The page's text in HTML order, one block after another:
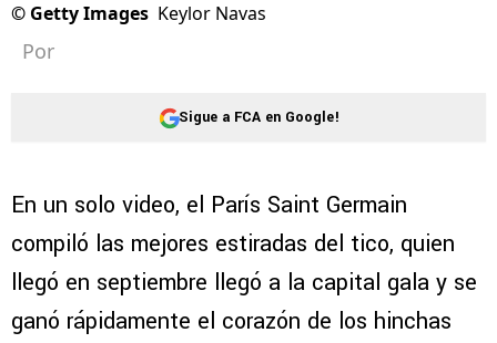
© Getty Images Keylor Navas
Por
Sigue a FCA en Google!
En un solo video, el París Saint Germain
compiló las mejores estiradas del tico, quien
llegó en septiembre llegó a la capital gala y se
ganó rápidamente el corazón de los hinchas